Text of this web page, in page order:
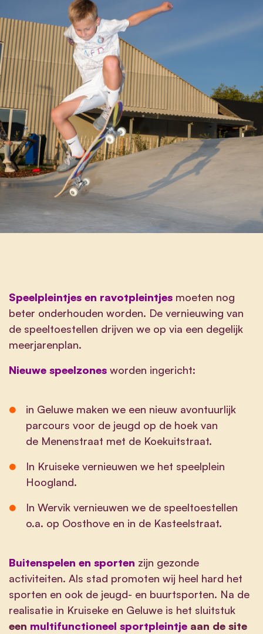
Speelpleintjes en ravotpleintjes moeten nog
beter onderhouden worden. De vernieuwing van
de speeltoestellen drijven we op via een degelijk
meerjarenplan.
Nieuwe speelzones worden ingericht:
in Geluwe maken we een nieuw avontuurlijk
parcours voor de jeugd op de hoek van
de Menenstraat met de Koekuitstraat.
In Kruiseke vernieuwen we het speelplein
Hoogland.
In Wervik vernieuwen we de speeltoestellen
o.a. op Oosthove en in de Kasteelstraat.
Buitenspelen en sporten zijn gezonde
activiteiten. Als stad promoten wij heel hard het
sporten en ook de jeugd- en buurtsporten. Na de
realisatie in Kruiseke en Geluwe is het sluitstuk
een multifunctioneel sportpleintje aan de site